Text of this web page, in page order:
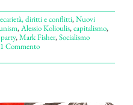
diritti e conflitti,Nuovi
,Alessio Kolioulis,capitalismo,
,Mark Fisher,Socialismo
1 Commento